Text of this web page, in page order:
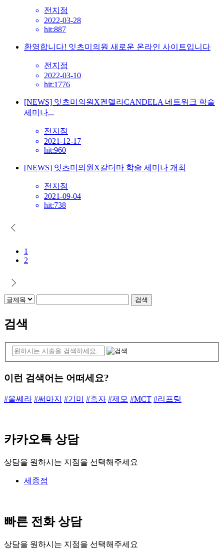
전지점
2022-03-28
hit:887
환영합니다! 잇츠미의원 새로운 온라인 사이트입니다
전지점
2022-03-10
hit:1776
[NEWS] 잇츠미의원X켄델라CANDELA 네트워크 학술
세미나...
전지점
2021-12-17
hit:960
[NEWS] 잇츠미의원X갈더마 학술 세미나 개최
전지점
2021-09-04
hit:738
1
2
검색
이런 검색어는 어떠세요?
#울쎄라 #써마지 #기미 #흑자 #제모 #MCT #리프팅
카카오톡 상담
상담을 원하시는 지점을 선택해주세요
세종점
빠른 전화 상담
상담을 원하시는 지점을 선택해주세요